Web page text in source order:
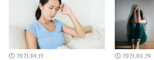
2021.04.19 2021.05.24